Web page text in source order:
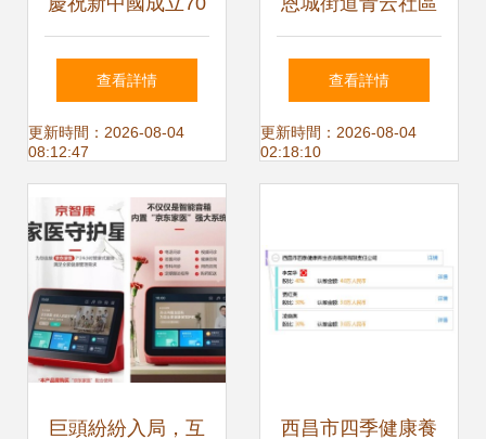
周年 泰州中西醫結
合醫院舉辦“健康江
蘇服務百姓”大型聯
合義診活動
查看詳情
更新時間：2026-08-04
08:12:47
優化健康服務，擦
亮幸福底色——衛
列活動守護民生福
祉
查看詳情
更新時間：2026-08-04
02:18:10
巨頭紛紛入局，互 西昌市四季健康養